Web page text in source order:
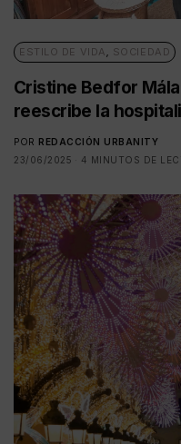
ESTILO DE VIDA , SOCIEDAD
Cristine Bedfor
reescribe la
POR REDACCIÓN URBANITY
23/06/2025
4 MINUTOS DE